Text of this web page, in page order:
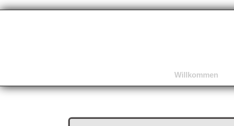
Willkommen